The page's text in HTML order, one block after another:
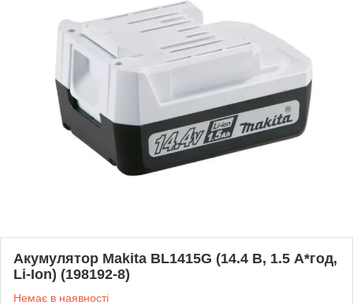
Акумулятор Makita BL1415G (14.4 В, 1.5 А*год,
Li-Ion) (198192-8)
Немає в наявності